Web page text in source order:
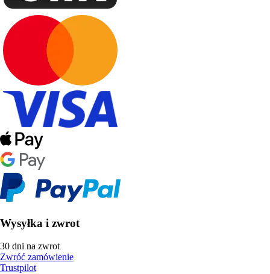
Wysyłka i zwrot
30 dni na zwrot
Zwróć zamówienie
Trustpilot